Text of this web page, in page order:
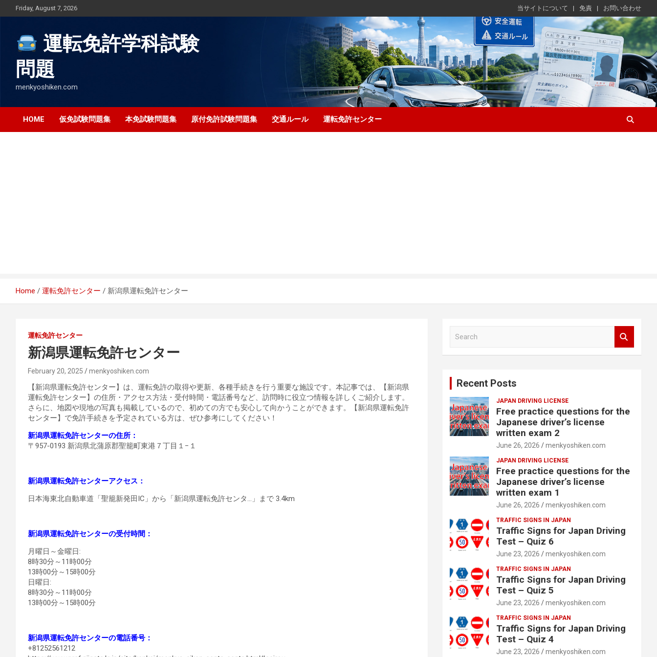
to
Friday, August 7, 2026 当サイトについて 免責 お問い合わせ
運転免許学科試験
問題
menkyoshiken.com
HOME 仮免試験問題集 本免試験問題集 原付免許試験問題集 交通ルール 運転免許センター
Home 運転免許センター 新潟県運転免許センター
運転免許センター
新潟県運転免許センター
February 20, 2025 menkyoshiken.com
【新潟県運転免許センター】は、運転免許の取得や更新、各種手続きを行う重要な施設です。本記事では、【新潟県
運転免許センター】の住所・アクセス方法・受付時間・電話番号など、訪問時に役立つ情報を詳しくご紹介します。
さらに、地図や現地の写真も掲載しているので、初めての方でも安心して向かうことができます。【新潟県運転免許
センター】で免許手続きを予定されている方は、ぜひ参考にしてください！
新潟県運転免許センターの住所：
〒957-0193 新潟県北蒲原郡聖籠町東港７丁目１−１
新潟県運転免許センターアクセス：
日本海東北自動車道「聖籠新発田IC」から「新潟県運転免許センタ…」まで 3.4km
新潟県運転免許センターの受付時間：
月曜日～金曜日:
8時30分～11時00分
13時00分～15時00分
日曜日:
8時30分～11時00分
13時00分～15時00分
新潟県運転免許センターの電話番号：
+81252561212
Recent Posts
JAPAN DRIVING LICENSE
Free practice questions for the
Japanese driver’s license
written exam 2
June 26, 2026 menkyoshiken.com
JAPAN DRIVING LICENSE
Free practice questions for the
Japanese driver’s license
written exam 1
June 26, 2026 menkyoshiken.com
TRAFFIC SIGNS IN JAPAN
Traffic Signs for Japan Driving
Test – Quiz 6
June 23, 2026 menkyoshiken.com
TRAFFIC SIGNS IN JAPAN
Traffic Signs for Japan Driving
Test – Quiz 5
June 23, 2026 menkyoshiken.com
TRAFFIC SIGNS IN JAPAN
Traffic Signs for Japan Driving
Test – Quiz 4
June 23, 2026 menkyoshiken.com